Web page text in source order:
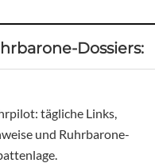
Dossiers:
tägliche Links,
und Ruhrbarone-